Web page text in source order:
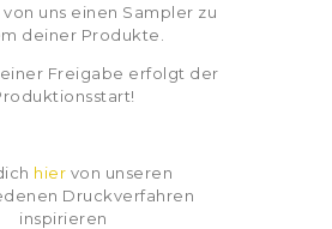
uns einen Sampler zu
deiner Produkte.
Freigabe erfolgt der
hier von unseren
Druckverfahren
inspirieren